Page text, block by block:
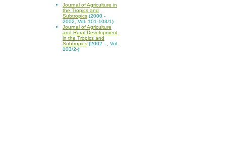
Journal of Agriculture in
the Tropics and
Subtropics (2000 -
2002, Vol. 101-103/1)
Journal of Agriculture
and Rural Development
in the Tropics and
Subtropics (2002 - , Vol.
103/2-)